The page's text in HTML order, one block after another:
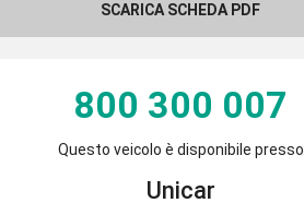
SCARICA SCHEDA PDF
800 300 007
Questo veicolo è disponibile presso
Unicar